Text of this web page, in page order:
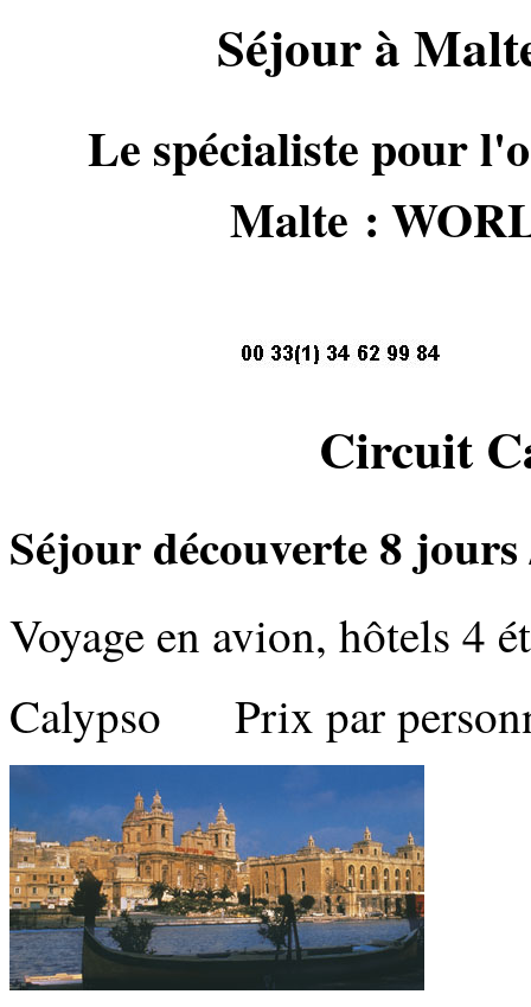
Séjour à
Le spécialiste pour
Malte :
Circuit
Séjour découverte 8
Voyage en avion, hôtels 4
Calypso Prix par